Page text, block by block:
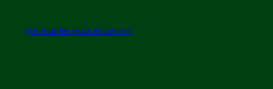
Voir tous les trucs et conseils